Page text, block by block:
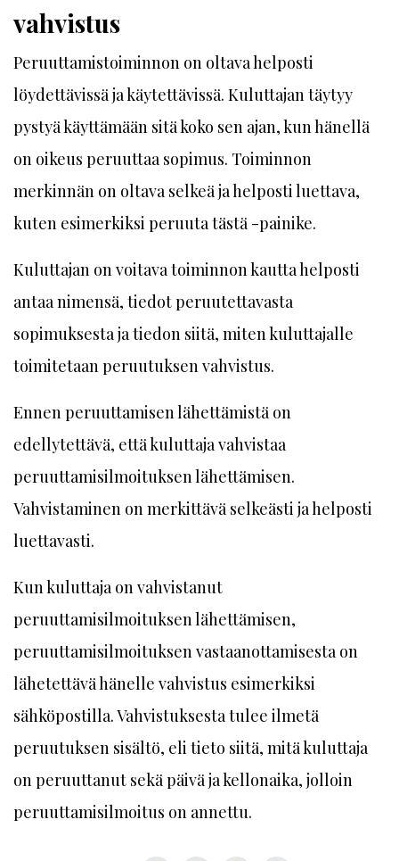
vahvistus
Peruuttamistoiminnon on oltava helposti
löydettävissä ja käytettävissä. Kuluttajan täytyy
pystyä käyttämään sitä koko sen ajan, kun hänellä
on oikeus peruuttaa sopimus. Toiminnon
merkinnän on oltava selkeä ja helposti luettava,
kuten esimerkiksi peruuta tästä -painike.
Kuluttajan on voitava toiminnon kautta helposti
antaa nimensä, tiedot peruutettavasta
sopimuksesta ja tiedon siitä, miten kuluttajalle
toimitetaan peruutuksen vahvistus.
Ennen peruuttamisen lähettämistä on
edellytettävä, että kuluttaja vahvistaa
peruuttamisilmoituksen lähettämisen.
Vahvistaminen on merkittävä selkeästi ja helposti
luettavasti.
Kun kuluttaja on vahvistanut
peruuttamisilmoituksen lähettämisen,
peruuttamisilmoituksen vastaanottamisesta on
lähetettävä hänelle vahvistus esimerkiksi
sähköpostilla. Vahvistuksesta tulee ilmetä
peruutuksen sisältö, eli tieto siitä, mitä kuluttaja
on peruuttanut sekä päivä ja kellonaika, jolloin
peruuttamisilmoitus on annettu.